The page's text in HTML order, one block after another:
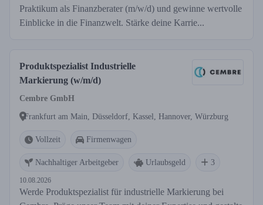
Praktikum als Finanzberater (m/w/d) und gewinne wertvolle
Einblicke in die Finanzwelt. Stärke deine Karrie...
Produktspezialist Industrielle
Markierung (w/m/d)
Cembre GmbH
Frankfurt am Main, Düsseldorf, Kassel, Hannover, Würzburg
Vollzeit Firmenwagen
Nachhaltiger Arbeitgeber Urlaubsgeld 3
10.08.2026
Werde Produktspezialist für industrielle Markierung bei